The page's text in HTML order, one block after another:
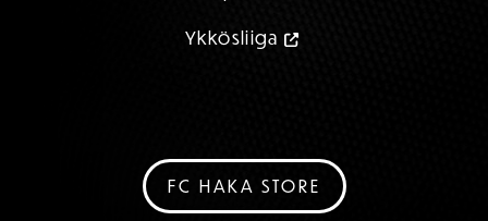
Ykkösliiga
FC HAKA STORE